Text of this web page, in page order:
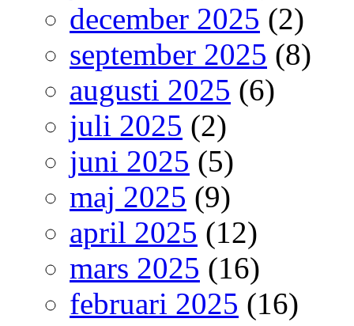
december 2025 (2)
september 2025 (8)
augusti 2025 (6)
juli 2025 (2)
juni 2025 (5)
maj 2025 (9)
april 2025 (12)
mars 2025 (16)
februari 2025 (16)